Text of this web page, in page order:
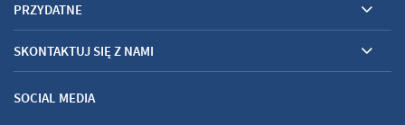
PRZYDATNE
SKONTAKTUJ SIĘ Z NAMI
SOCIAL MEDIA